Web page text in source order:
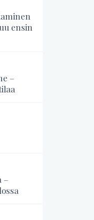
ensin
–
–